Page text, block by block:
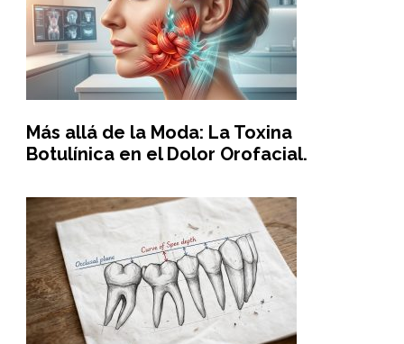
Más allá de la Moda: La Toxina
Botulínica en el Dolor Orofacial.